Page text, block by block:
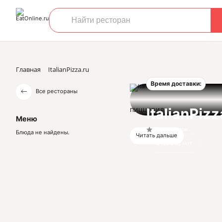
Главная ItalianPizza.ru
Все рестораны
Меню
Блюда не найдены.
Время доставки:
пиццерия
Читать дальше